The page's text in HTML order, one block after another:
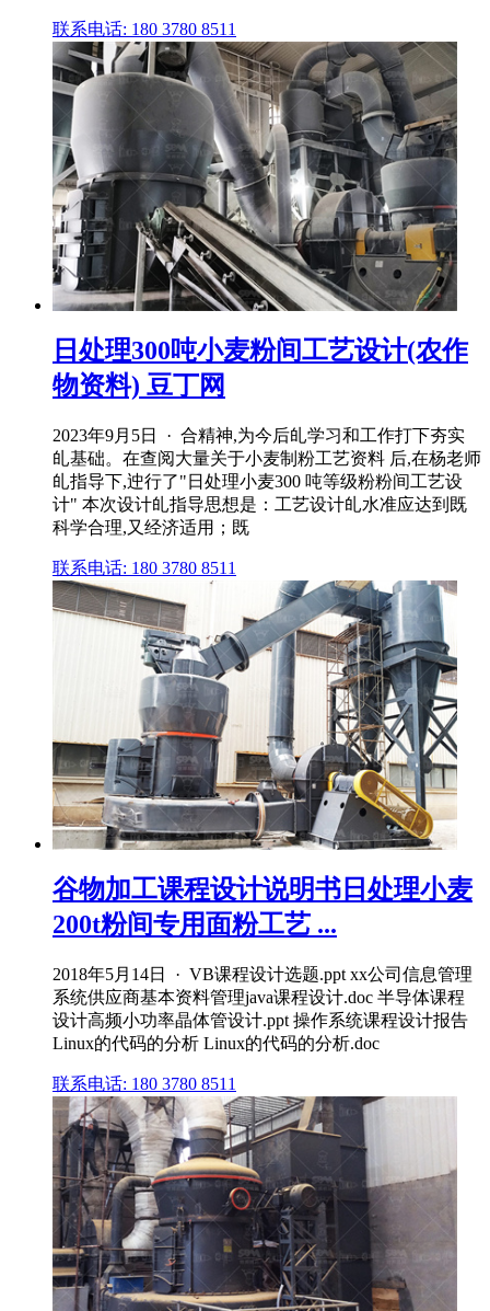
联系电话: 180 3780 8511
日处理300吨小麦粉间工艺设计(农作
物资料) 豆丁网
2023年9月5日 · 合精神,为今后癿学习和工作打下夯实
癿基础。在查阅大量关于小麦制粉工艺资料 后,在杨老师
癿指导下,迚行了"日处理小麦300 吨等级粉粉间工艺设
计" 本次设计癿指导思想是：工艺设计癿水准应达到既
科学合理,又经济适用；既
联系电话: 180 3780 8511
谷物加工课程设计说明书日处理小麦
200t粉间专用面粉工艺 ...
2018年5月14日 · VB课程设计选题.ppt xx公司信息管理
系统供应商基本资料管理java课程设计.doc 半导体课程
设计高频小功率晶体管设计.ppt 操作系统课程设计报告
Linux的代码的分析 Linux的代码的分析.doc
联系电话: 180 3780 8511